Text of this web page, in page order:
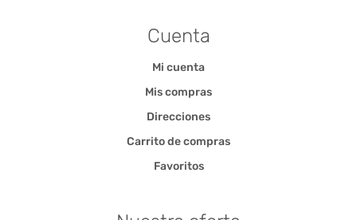
Cuenta
Mi cuenta
Mis compras
Direcciones
Carrito de compras
Favoritos